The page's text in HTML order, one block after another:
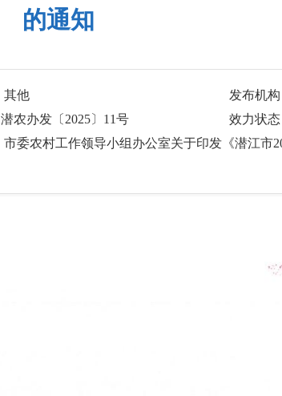
的通知
其他
发布机
办发〔2025〕11号 效力状
农村工作领导小组办公室关于印发《潜江市